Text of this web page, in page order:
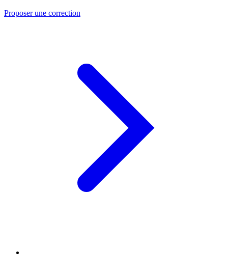
Proposer une correction